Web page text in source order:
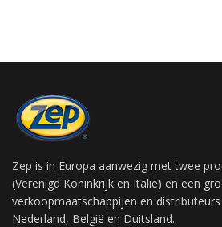
Zep is in Europa aanwezig met twee
(Verenigd Koninkrijk en Italië) en een
verkoopmaatschappijen en
Nederland, België en Duitsland.